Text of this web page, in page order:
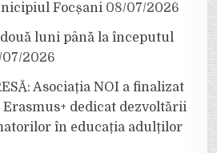
Focșani 08/07/2026
luni până la începutul
2026
Asociația NOI a finalizat
dedicat dezvoltării
în educația adulților